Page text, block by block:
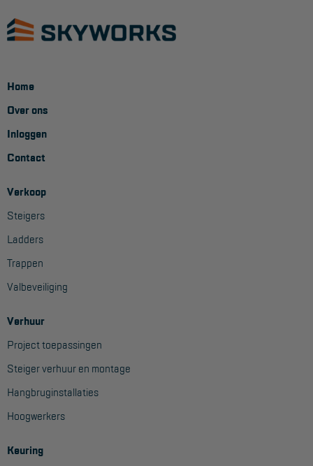
Home
Over ons
Inloggen
Contact
Verkoop
Steigers
Ladders
Trappen
Valbeveiliging
Verhuur
Project toepassingen
Steiger verhuur en montage
Hangbruginstallaties
Hoogwerkers
Keuring